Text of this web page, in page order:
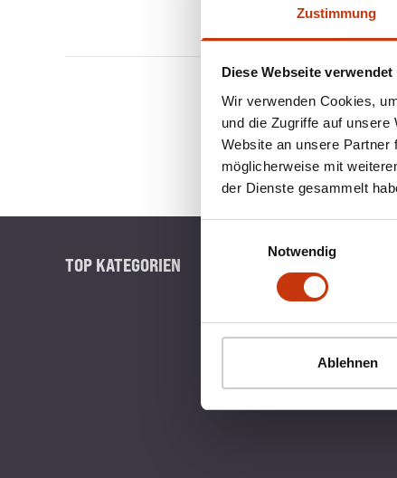
Zustimmung
Diese Webseite
Wir verwenden Cookies,
und die Zugriffe auf
Website an unsere Partner
möglicherweise mit
der Dienste gesammelt
Notwendig
Ablehnen
TOP KATEGORIEN